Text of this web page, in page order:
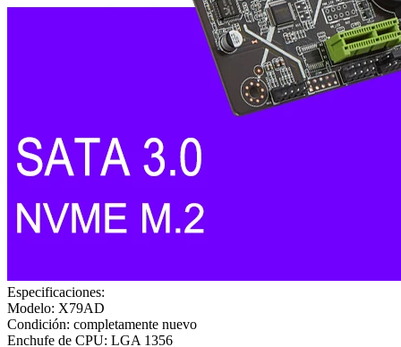
Especificaciones:
Modelo: X79AD
Condición: completamente nuevo
Enchufe de CPU: LGA 1356